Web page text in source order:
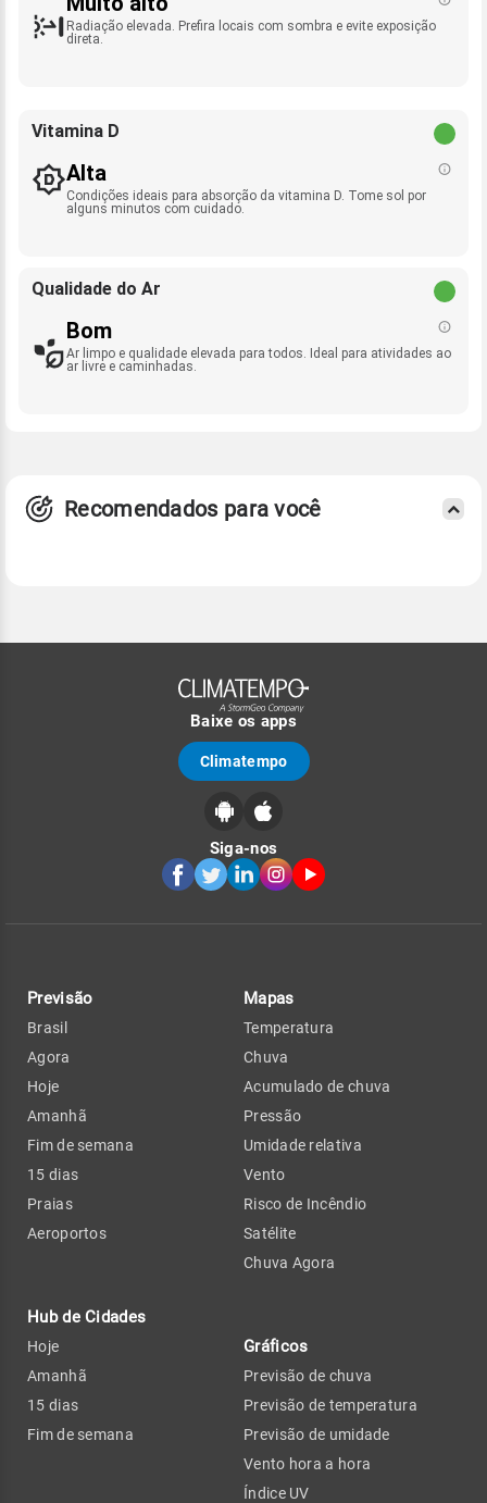
Radiação elevada. Prefira locais com sombra e evite exposição
direta.
Vitamina D
Alta
Condições ideais para absorção da vitamina D. Tome sol por
alguns minutos com cuidado.
Qualidade do Ar
Bom
Ar limpo e qualidade elevada para todos. Ideal para atividades ao
ar livre e caminhadas.
Recomendados para você
Baixe os apps
Climatempo
Siga-nos
Previsão
Brasil
Agora
Hoje
Amanhã
Fim de semana
15 dias
Praias
Aeroportos
Hub de Cidades
Hoje
Amanhã
15 dias
Fim de semana
Mapas
Temperatura
Chuva
Acumulado de chuva
Pressão
Umidade relativa
Vento
Risco de Incêndio
Satélite
Chuva Agora
Gráficos
Previsão de chuva
Previsão de temperatura
Previsão de umidade
Vento hora a hora
Índice UV